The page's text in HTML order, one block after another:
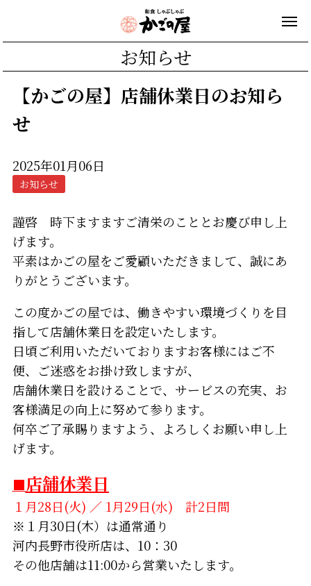
お知らせ
【かごの屋】店舗休業日のお知ら
せ
2025年01月06日
お知らせ
謹啓 時下ますますご清栄のこととお慶び申し上
げます。
平素はかごの屋をご愛顧いただきまして、誠にあ
りがとうございます。
この度かごの屋では、働きやすい環境づくりを目
指して店舗休業日を設定いたします。
日頃ご利用いただいておりますお客様にはご不
便、ご迷惑をお掛け致しますが、
店舗休業日を設けることで、サービスの充実、お
客様満足の向上に努めて参ります。
何卒ご了承賜りますよう、よろしくお願い申し上
げます。
■店舗休業日
１月28日(火) ／ 1月29日(水) 計2日間
※１月30日(木）は通常通り
河内長野市役所店は、10：30
その他店舗は11:00から営業いたします。